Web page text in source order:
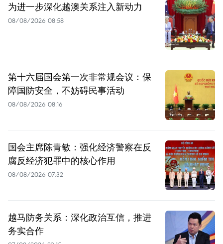
为进一步深化越澳关系注入新动力
08/08/2026 08:58
第十六届国会第一次非常规会议：保
障国防安全，不妨碍民事活动
08/08/2026 08:16
国会主席陈青敏：强化经济警察在反
腐反经济犯罪中的核心作用
08/08/2026 07:32
越马防务关系：深化政治互信，推进
务实合作